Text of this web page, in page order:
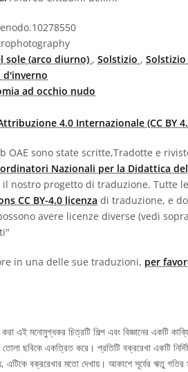
sole (arco diurno) , Solstizio ,
d'inverno
ad occhio nudo
4.0 Internazionale (CC BY
sono state scritte,Tradotte e
Nazionali per la Didattica
il nostro progetto di traduzione. Tutte
CC BY-4.0 licenza di traduzione, e
avere licenze diverse (vedi
in una delle sue traduzioni, per
এই মনোমুগ্ধকর চিত্রটি শিল্প এবং বিজ্ঞানের একটি
ছবিকে একত্রিত করে। প্রতিটি বক্ররেখা একটি
এটিকে বক্ররেখার মতো দেখায়। আকাশে সূর্যের ঋতু